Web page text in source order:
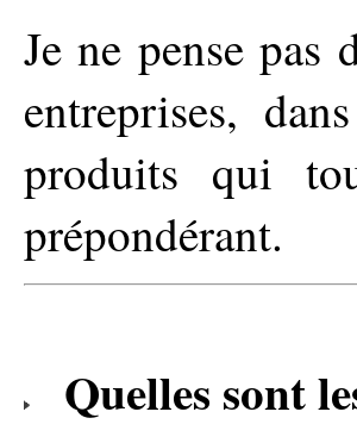
Je ne pense pas
entreprises,
produits qui
prépondérant.
Quelles sont